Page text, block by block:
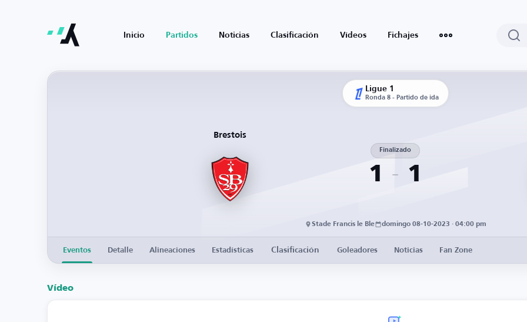
Inicio Partidos Noticias Clasificación Vídeos Fichajes
Ligue 1
Ronda 8 - Partido de ida
Brestois
1
Finalizado
1
Stade Francis le Ble domingo 08-10-2023 · 04:00 pm
Eventos Detalle Alineaciones Estadísticas Clasificación Goleadores Noticias Fan Zone
Vídeo